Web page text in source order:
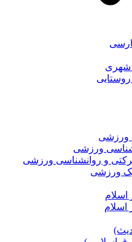
شهری
روستایی
ورزشی
ورزشی
و روانشناسی ورزشی
ورزشی
اسلام
اسلام